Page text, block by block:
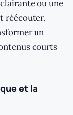
ou une
réécouter.
un
courts
et la